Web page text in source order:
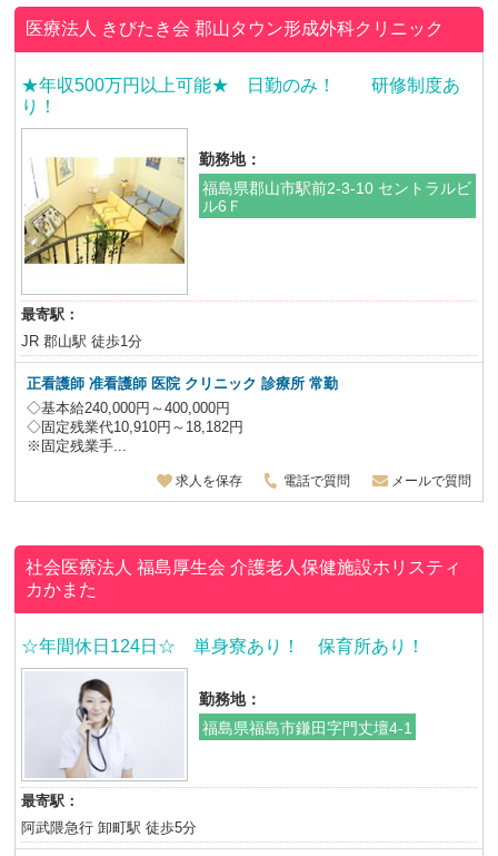
医療法人 きびたき会郡山タウン形成外科クリニック
★年収500万円以上可能★ 日勤のみ！ 研修制度あ
り！
勤務地：
福島県郡山市駅前2-3-10 セントラルビ
ル6Ｆ
最寄駅：
JR 郡山駅 徒歩1分
正看護師 准看護師 医院 クリニック 診療所 常勤
◇基本給240,000円～400,000円
◇固定残業代10,910円～18,182円
※固定残業手...
求人を保存 電話で質問 メールで質問
社会医療法人 福島厚生会介護老人保健施設ホリスティ
カかまた
☆年間休日124日☆ 単身寮あり！ 保育所あり！
勤務地：
福島県福島市鎌田字門丈壇4-1
最寄駅：
阿武隈急行 卸町駅 徒歩5分